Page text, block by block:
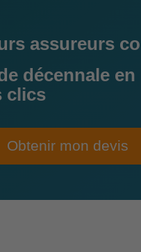
assureurs
décennale en
clics
Obtenir mon devis